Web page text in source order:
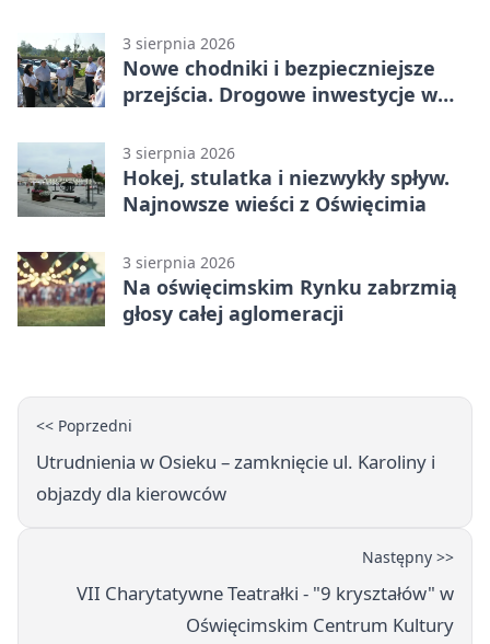
3 sierpnia 2026
Nowe chodniki i bezpieczniejsze
przejścia. Drogowe inwestycje w
3 sierpnia 2026
Hokej, stulatka i niezwykły spływ.
Najnowsze wieści z Oświęcimia
3 sierpnia 2026
Na oświęcimskim Rynku zabrzmią
głosy całej aglomeracji
<< Poprzedni
Utrudnienia w Osieku – zamknięcie ul. Karoliny i
objazdy dla kierowców
Następny >>
VII Charytatywne Teatrałki - "9 kryształów" w
Oświęcimskim Centrum Kultury